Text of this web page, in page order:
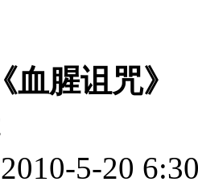
《血腥诅咒》
5-20